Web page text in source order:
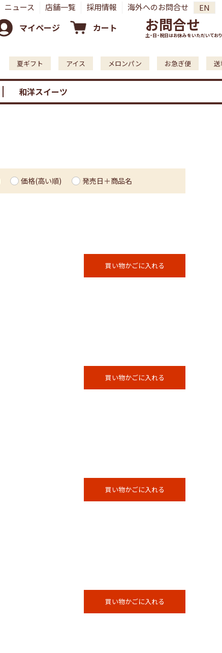
ニュース 店舗一覧 採用情報 海外へのお問合せ EN
マイページ カート お問合せ
土・日・祝日はお休みをいただいており
夏ギフト アイス メロンパン お急ぎ便
和洋スイーツ
価格(高い順) 発売日＋商品名
買い物かごに入れる
買い物かごに入れる
買い物かごに入れる
買い物かごに入れる